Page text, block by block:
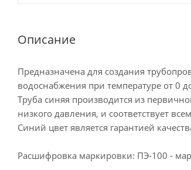
Описание
Предназначена для создания
водоснабжения при температуре от 0
Труба синяя производится из
низкого давления, и соответствует
Синий цвет является гарантией
Расшифровка маркировки: ПЭ-100 -